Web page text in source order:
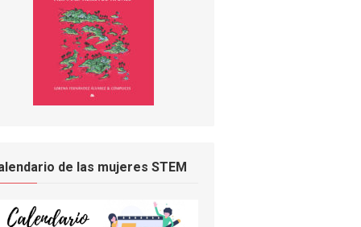
de las mujeres STEM